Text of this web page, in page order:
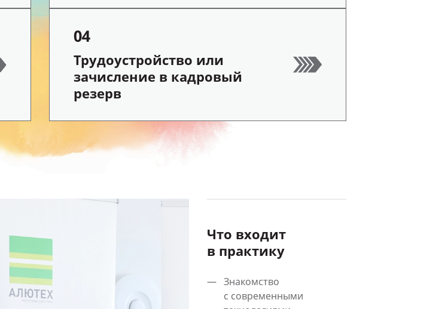
04
Трудоустройство или
зачисление в кадровый
резерв
Что входит
в практику
Знакомство
с современными